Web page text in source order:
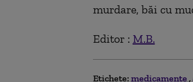
murdare, băi cu
Editor : M.B.
Etichete: medicamente